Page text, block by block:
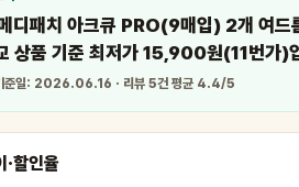
디패치 아크큐 PRO(9매입) 2개 여드
상품 기준 최저가 15,900원(11번가)
준일: 2026.06.16 · 리뷰 5건 평균 4.4/5
·할인율